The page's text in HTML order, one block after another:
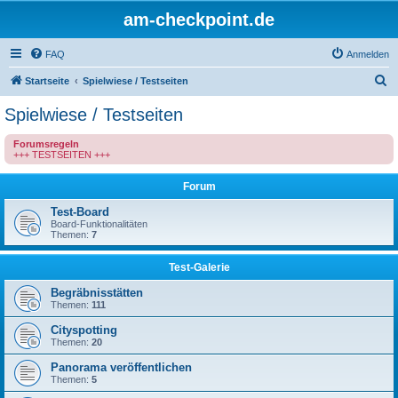
am-checkpoint.de
FAQ Anmelden
Startseite Spielwiese / Testseiten
e
Spielwiese / Testseiten
Forumsregeln
+++ TESTSEITEN +++
Forum
Test-Board
Board-Funktionalitäten
Themen: 7
Test-Galerie
Begräbnisstätten
Themen: 111
Cityspotting
Themen: 20
Panorama veröffentlichen
Themen: 5